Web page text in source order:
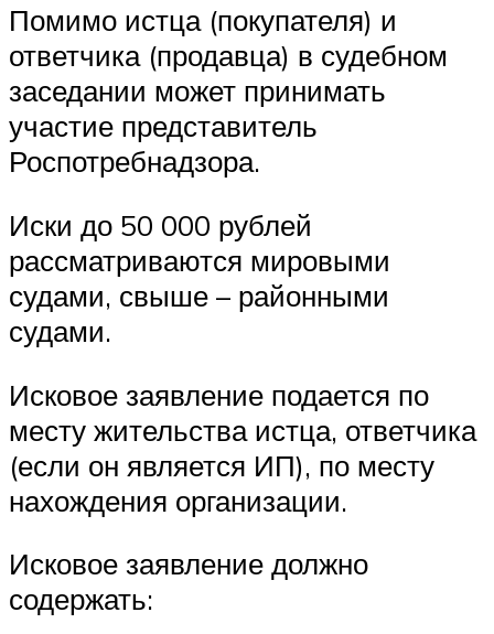
Помимо истца (покупателя) и
ответчика (продавца) в судебном
заседании может принимать
участие представитель
Роспотребнадзора.
Иски до 50 000 рублей
рассматриваются мировыми
судами, свыше – районными
судами.
Исковое заявление подается по
месту жительства истца, ответчика
(если он является ИП), по месту
нахождения организации.
Исковое заявление должно
содержать: